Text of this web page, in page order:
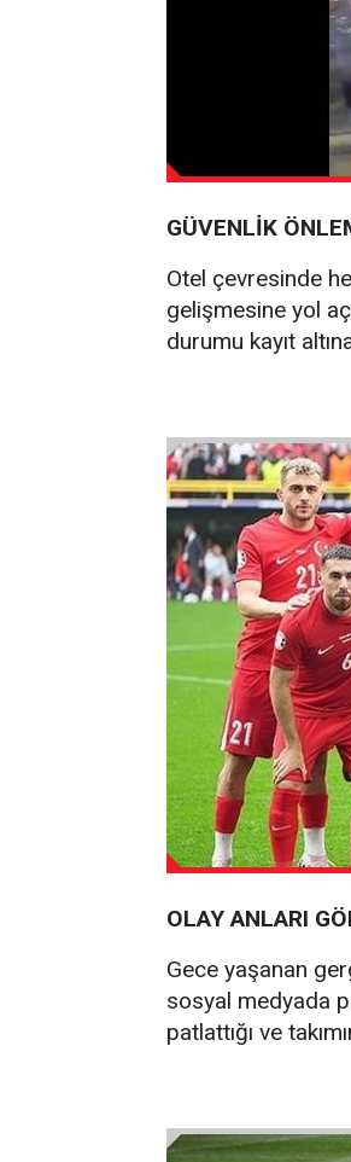
GÜVENLİK
Otel çevresinde
gelişmesine yol
durumu kayıt
OLAY ANLARI
Gece yaşanan
sosyal medyada
patlattığı ve